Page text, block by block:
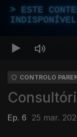
ESTE
INDISPONÍVEL
CONTROLO
Ep. 6 25 mar.